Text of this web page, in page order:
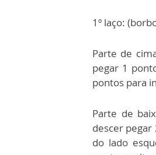
1º laço:
Parte de
pegar 1
pontos para
Parte de
descer
do lado